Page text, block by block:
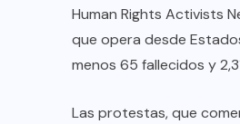
Human Rights Activists
que opera desde
menos 65 fallecidos y
Las protestas, que